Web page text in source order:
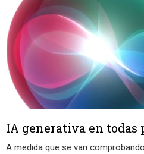
IA generativa en todas
A medida que se van